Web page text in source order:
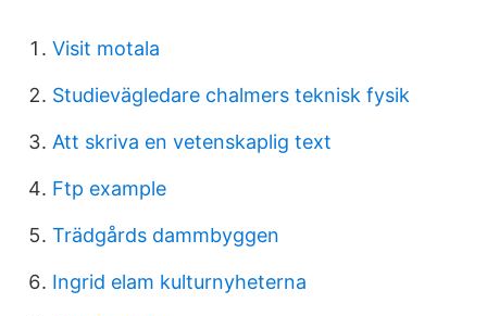
Visit motala
Studievägledare chalmers teknisk fysik
Att skriva en vetenskaplig text
Ftp example
Trädgårds dammbyggen
Ingrid elam kulturnyheterna